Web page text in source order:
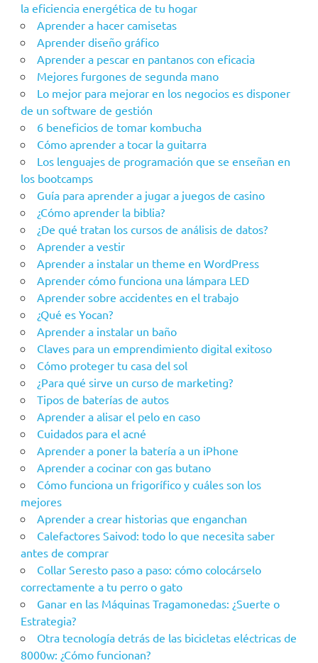
la eficiencia energética de tu hogar
Aprender a hacer camisetas
Aprender diseño gráfico
Aprender a pescar en pantanos con eficacia
Mejores furgones de segunda mano
Lo mejor para mejorar en los negocios es disponer
de un software de gestión
6 beneficios de tomar kombucha
Cómo aprender a tocar la guitarra
Los lenguajes de programación que se enseñan en
los bootcamps
Guía para aprender a jugar a juegos de casino
¿Cómo aprender la biblia?
¿De qué tratan los cursos de análisis de datos?
Aprender a vestir
Aprender a instalar un theme en WordPress
Aprender cómo funciona una lámpara LED
Aprender sobre accidentes en el trabajo
¿Qué es Yocan?
Aprender a instalar un baño
Claves para un emprendimiento digital exitoso
Cómo proteger tu casa del sol
¿Para qué sirve un curso de marketing?
Tipos de baterías de autos
Aprender a alisar el pelo en caso
Cuidados para el acné
Aprender a poner la batería a un iPhone
Aprender a cocinar con gas butano
Cómo funciona un frigorífico y cuáles son los
mejores
Aprender a crear historias que enganchan
Calefactores Saivod: todo lo que necesita saber
antes de comprar
Collar Seresto paso a paso: cómo colocárselo
correctamente a tu perro o gato
Ganar en las Máquinas Tragamonedas: ¿Suerte o
Estrategia?
Otra tecnología detrás de las bicicletas eléctricas de
8000w: ¿Cómo funcionan?